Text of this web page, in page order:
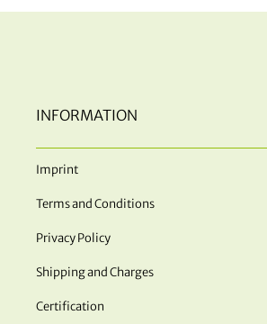
INFORMATION
Imprint
Terms and Conditions
Privacy Policy
Shipping and Charges
Certification